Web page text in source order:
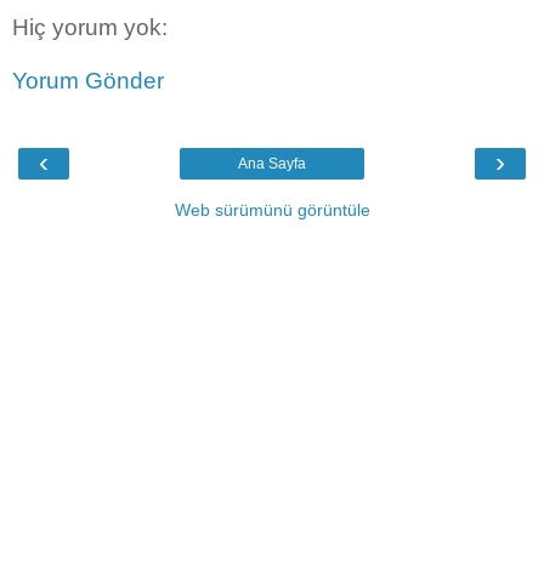
Hiç yorum yok:
Yorum Gönder
‹ ›
Ana Sayfa
Web sürümünü görüntüle